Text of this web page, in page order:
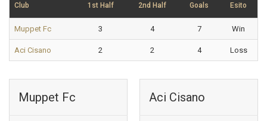
Club 1st Half 2nd Half Goals Esito
Muppet Fc 3 4 7 Win
Aci Cisano 2 2 4 Loss
Muppet Fc Aci Cisano